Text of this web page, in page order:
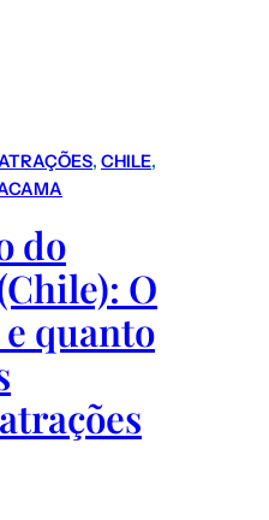
Lotação
Disney
, CHILE
do
O
quanto